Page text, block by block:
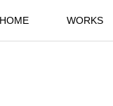
HOME WORKS